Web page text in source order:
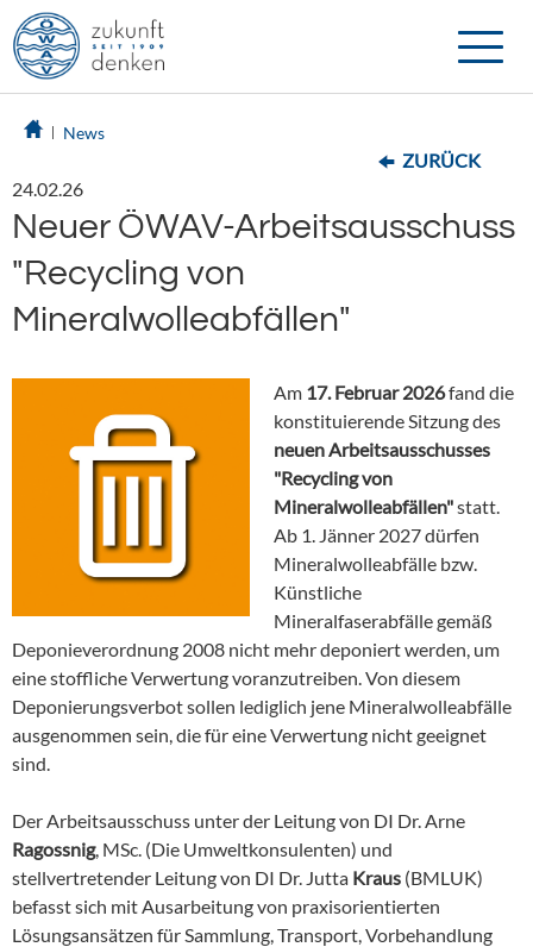
Toggle
News
ZURÜCK
24.02.26
Neuer ÖWAV-Arbeitsausschuss
"Recycling von
Mineralwolleabfällen"
Am 17. Februar 2026fand die
konstituierende Sitzung des
neuen Arbeitsausschusses
"Recycling von
Mineralwolleabfällen"statt.
Ab 1. Jänner 2027 dürfen
Mineralwolleabfälle bzw.
Künstliche
Mineralfaserabfälle gemäß
Deponieverordnung 2008 nicht mehr deponiert werden, um
eine stoffliche Verwertung voranzutreiben. Von diesem
Deponierungsverbot sollen lediglich jene Mineralwolleabfälle
ausgenommen sein, die für eine Verwertung nicht geeignet
sind.
Der Arbeitsausschuss unter der Leitung von DI Dr. Arne
Ragossnig, MSc. (Die Umweltkonsulenten) und
stellvertretender Leitung von DI Dr. Jutta Kraus (BMLUK)
befasst sich mit Ausarbeitung von praxisorientierten
Lösungsansätzen für Sammlung, Transport, Vorbehandlung